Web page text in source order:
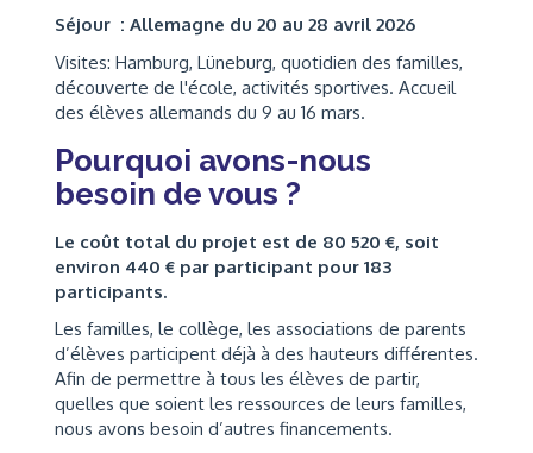
Séjour : Allemagne du 20 au 28 avril 2026
Visites: Hamburg, Lüneburg, quotidien des familles,
découverte de l'école, activités sportives. Accueil
des élèves allemands du 9 au 16 mars.
Pourquoi avons-nous
besoin de vous ?
Le coût total du projet est de 80 520 €, soit
environ 440 € par participant pour 183
participants.
Les familles, le collège, les associations de parents
d’élèves participent déjà à des hauteurs différentes.
Afin de permettre à tous les élèves de partir,
quelles que soient les ressources de leurs familles,
nous avons besoin d’autres financements.